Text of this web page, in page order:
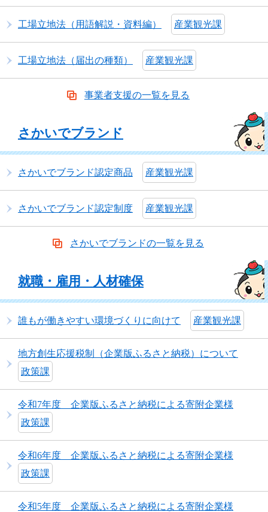
工場立地法（用語解説・資料編） 産業観光課
工場立地法（届出の種類） 産業観光課
事業者支援の一覧を見る
さかいでブランド
さかいでブランド認定商品 産業観光課
さかいでブランド認定制度 産業観光課
さかいでブランドの一覧を見る
就職・雇用・人材確保
誰もが働きやすい環境づくりに向けて 産業観光課
地方創生応援税制（企業版ふるさと納税）について
政策課
令和7年度 企業版ふるさと納税による寄附企業様
政策課
令和6年度 企業版ふるさと納税による寄附企業様
政策課
令和5年度 企業版ふるさと納税による寄附企業様